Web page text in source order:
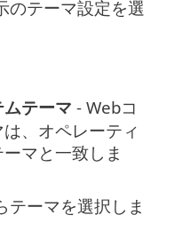
のテーマ設定を選
テーマ - Webコ
、オペレーティ
マと一致しま
テーマを選択しま